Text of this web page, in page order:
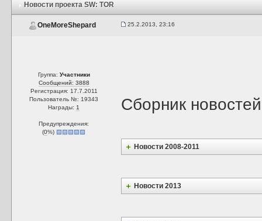
Новости проекта SW: TOR
OneMoreShepard 25.2.2013, 23:16
Группа: Участники
Сообщений: 3888
Регистрация: 17.7.2011
Пользователь №: 19343
Награды: 1
Предупреждения:
(0%)
Сборник
Новости 2008-2011
Новости 2013